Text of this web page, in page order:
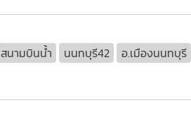
สนามบินน้ำ นนทบุรี42 อ.เมืองนนทบุรี